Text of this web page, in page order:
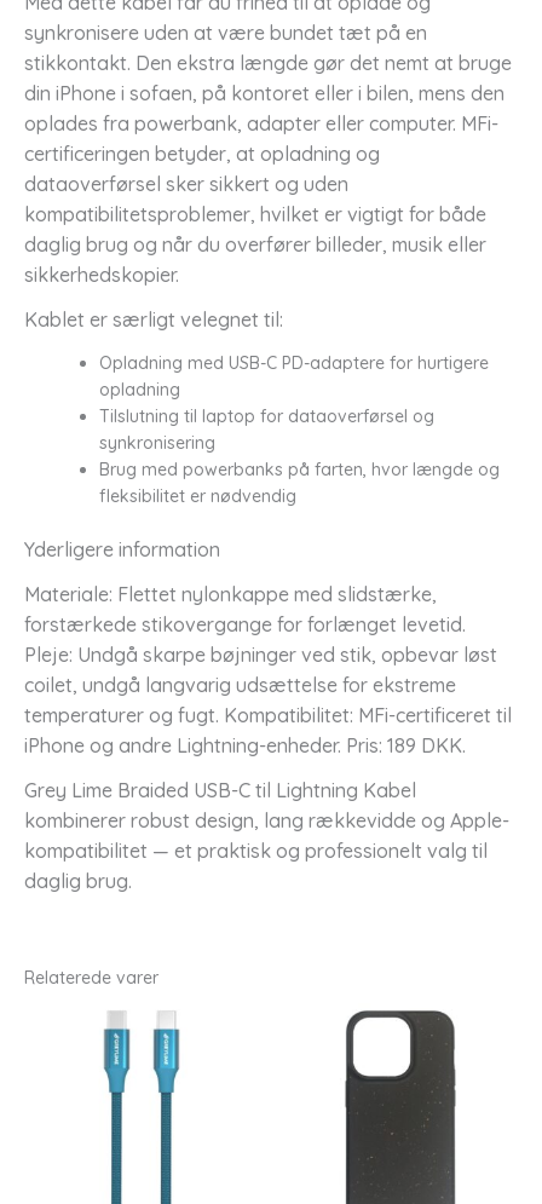
synkronisere uden at være bundet tæt på en
stikkontakt. Den ekstra længde gør det nemt at bruge
din iPhone i sofaen, på kontoret eller i bilen, mens den
oplades fra powerbank, adapter eller computer. MFi-
certificeringen betyder, at opladning og
dataoverførsel sker sikkert og uden
kompatibilitetsproblemer, hvilket er vigtigt for både
daglig brug og når du overfører billeder, musik eller
sikkerhedskopier.
Kablet er særligt velegnet til:
Opladning med USB-C PD-adaptere for hurtigere
opladning
Tilslutning til laptop for dataoverførsel og
synkronisering
Brug med powerbanks på farten, hvor længde og
fleksibilitet er nødvendig
Yderligere information
Materiale: Flettet nylonkappe med slidstærke,
forstærkede stikovergange for forlænget levetid.
Pleje: Undgå skarpe bøjninger ved stik, opbevar løst
coilet, undgå langvarig udsættelse for ekstreme
temperaturer og fugt. Kompatibilitet: MFi-certificeret til
iPhone og andre Lightning-enheder. Pris: 189 DKK.
Grey Lime Braided USB-C til Lightning Kabel
kombinerer robust design, lang rækkevidde og Apple-
kompatibilitet — et praktisk og professionelt valg til
daglig brug.
Relaterede varer